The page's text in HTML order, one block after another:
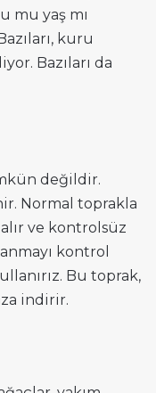
mu yaş mı
kuru
Bazıları da
değildir.
Normal toprakla
alır ve kontrolsüz
kontrol
Bu toprak,
indirir.